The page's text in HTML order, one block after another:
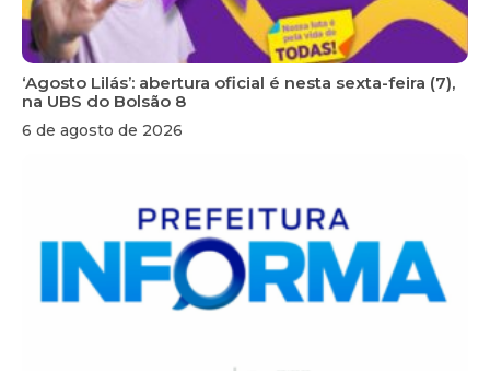
‘Agosto Lilás’: abertura oficial é nesta sexta-feira (7),
na UBS do Bolsão 8
6 de agosto de 2026